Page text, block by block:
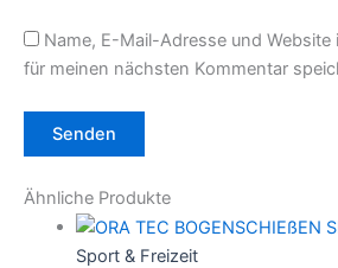
Name, E-Mail-Adresse und Website
für meinen nächsten Kommentar
Ähnliche Produkte
Sport & Freizeit